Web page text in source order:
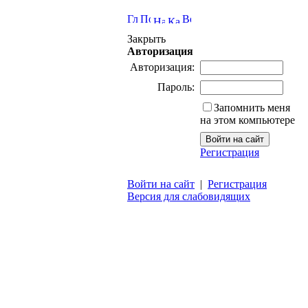
Закрыть
Авторизация
Авторизация:
Пароль:
Запомнить меня
на этом компьютере
Регистрация
Войти на сайт | Регистрация
Версия для слабовидящих